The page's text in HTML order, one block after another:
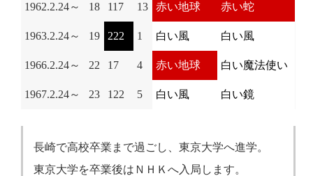
1962.2.24～ 18 117 13 赤い地球 赤い蛇
1963.2.24～ 19 222 1 白い風 白い風
1966.2.24～ 22 17 4 赤い地球 白い魔法使い
1967.2.24～ 23 122 5 白い風 白い鏡
長崎で高校卒業まで過ごし、東京大学へ進学。
東京大学を卒業後はＮＨＫへ入局します。